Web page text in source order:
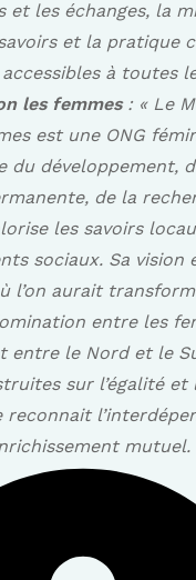
et les échanges, la
et la pratique
à toutes
les femmes: « Le
est une ONG
du développement,
de la
les savoirs
sociaux. Sa vision
l’on aurait
entre les
entre le Nord et le
sur l’égalité et
mutuel.